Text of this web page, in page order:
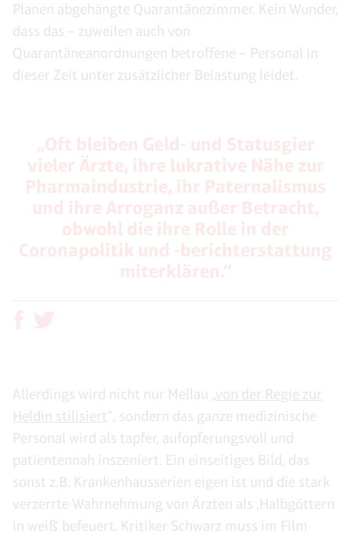
Planen abgehängte Quarantänezimmer. Kein Wunder,
dass das – zuweilen auch von
Quarantäneanordnungen betroffene – Personal in
dieser Zeit unter zusätzlicher Belastung leidet.
Allerdings wird nicht nur Mellau „von der Regie zur
Heldin stilisiert“, sondern das ganze medizinische
Personal wird als tapfer, aufopferungsvoll und
patientennah inszeniert. Ein einseitiges Bild, das
sonst z.B. Krankenhausserien eigen ist und die stark
verzerrte Wahrnehmung von Ärzten als ‚Halbgöttern
in weiß‘ befeuert. Kritiker Schwarz muss im Film